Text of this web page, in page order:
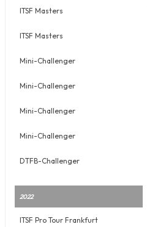
ITSF Masters
ITSF Masters
Mini-Challenger
Mini-Challenger
Mini-Challenger
Mini-Challenger
DTFB-Challenger
2022
ITSF Pro Tour Frankfurt